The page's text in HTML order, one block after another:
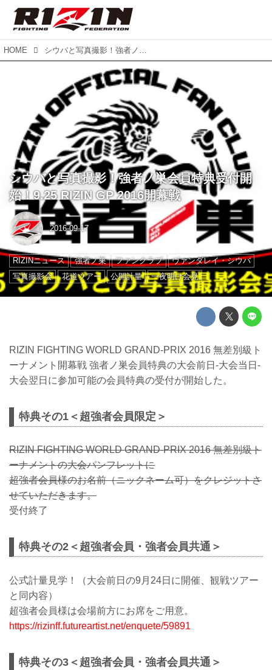
HOME シウバと写真撮影！強者ノ巣会員特典受付開始！9.25 RIZIN GP 2016開幕戦
シウバと写真撮影！強者ノ巣会員特典受付開
始！9.25 RIZIN GP 2016開幕戦
2016-09-17
RIZINニュース 強者ノ巣 ファンクラブ
ヴァンダレイ・シウバ
写真撮影会
花道ツアー 公開計量 一夜明け会見
RIZIN FIGHTING WORLD GRAND-PRIX 2016 無差別級ト
ーナメント開幕戦 強者ノ巣会員特典の大会前日-大会当日-
大会翌日に参加可能の会員特典の受付が開始した。
特典その1＜超強者会員限定＞
RIZIN FIGHTING WORLD GRAND-PRIX 2016 無差別級ト
ーナメントの大会パンフレットに
超強者会員様のお名前（ニックネーム可）をクレジットさ
せていただきます。
受付終了
特典その2＜超強者会員・強者会員共通＞
公式計量見学！（大会前日の9月24日に開催、観戦ツアー
と同内容）
超強者会員様は会場前方にお席をご用意。
https://rizinff.futureartist.net/enquete/59891
特典その3＜超強者会員・強者会員共通＞